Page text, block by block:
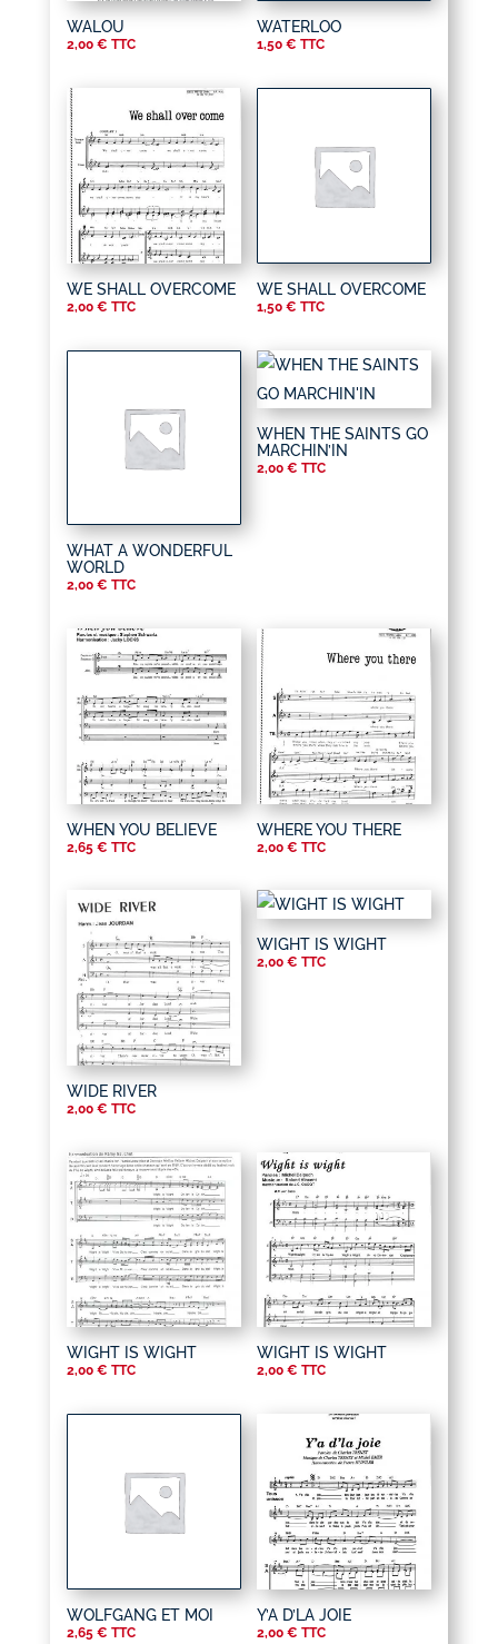
WALOU
2,00 € TTC
WATERLOO
1,50 € TTC
WE SHALL OVERCOME
2,00 € TTC
WE SHALL OVERCOME
1,50 € TTC
WHAT A WONDERFUL
WORLD
2,00 € TTC
WHEN THE SAINTS GO
MARCHIN’IN
2,00 € TTC
WHEN YOU BELIEVE
2,65 € TTC
WHERE YOU THERE
2,00 € TTC
WIDE RIVER
2,00 € TTC
WIGHT IS WIGHT
2,00 € TTC
WIGHT IS WIGHT
2,00 € TTC
WIGHT IS WIGHT
2,00 € TTC
WOLFGANG ET MOI
2,65 € TTC
Y’A D’LA JOIE
2,00 € TTC